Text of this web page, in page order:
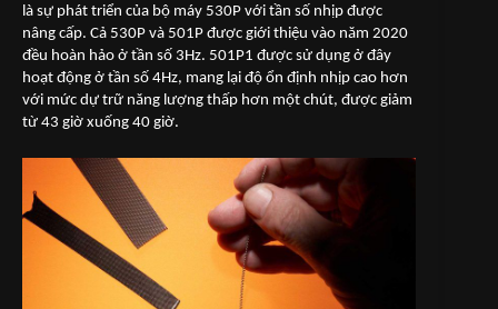
là sự phát triển của bộ máy 530P với tần số nhịp được
nâng cấp. Cả 530P và 501P được giới thiệu vào năm 2020
đều hoàn hảo ở tần số 3Hz. 501P1 được sử dụng ở đây
hoạt động ở tần số 4Hz, mang lại độ ổn định nhịp cao hơn
với mức dự trữ năng lượng thấp hơn một chút, được giảm
từ 43 giờ xuống 40 giờ.